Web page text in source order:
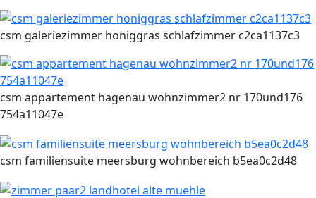
csm galeriezimmer honiggras schlafzimmer c2ca1137c3
csm appartement hagenau wohnzimmer2 nr 170und176
754a11047e
csm familiensuite meersburg wohnbereich b5ea0c2d48